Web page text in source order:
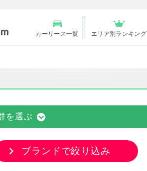
カーリース一覧 エリア別ランキング
を選ぶ
ブランドで絞り込み